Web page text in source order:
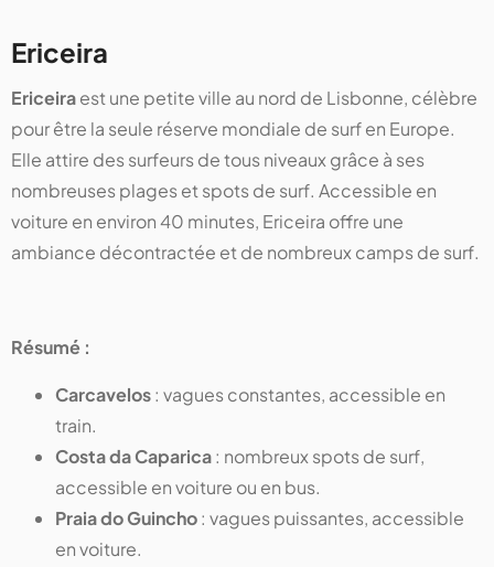
Ericeira
Ericeiraest une petite ville au nord de Lisbonne, célèbre
pour être la seule réserve mondiale de surf en Europe.
Elle attire des surfeurs de tous niveaux grâce à ses
nombreuses plages et spots de surf. Accessible en
voiture en environ 40 minutes, Ericeira offre une
ambiance décontractée et de nombreux camps de surf.
Résumé :
Carcavelos: vagues constantes, accessible en
train.
Costa da Caparica: nombreux spots de surf,
accessible en voiture ou en bus.
Praia do Guincho: vagues puissantes, accessible
en voiture.